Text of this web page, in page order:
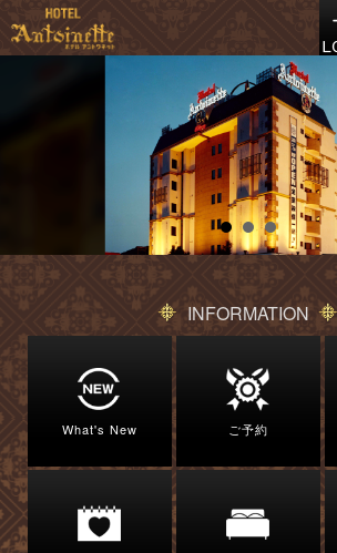
INFORMATION
What's New ご予約